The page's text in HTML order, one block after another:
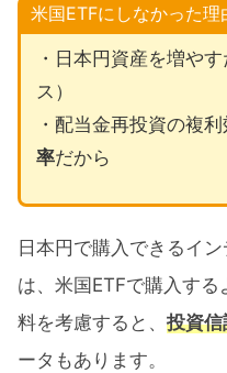
米国ETFにしなかった理
・日本円資産を増や
ス）
・配当金再投資の複
率だから
日本円で購入できるイ
は、米国ETFで購入す
料を考慮すると、 投資
ータもあります。